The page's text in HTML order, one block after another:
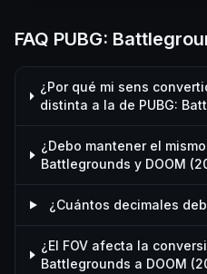
FAQ PUBG:
¿Por qué mi sens
distinta a la de PUBG:
¿Debo mantener el mismo
Battlegrounds y DOOM
¿Cuántos decimales
¿El FOV afecta la
Battlegrounds a DOOM